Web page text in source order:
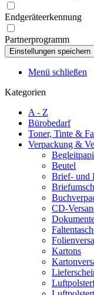
Endgeräteerkennung
Partnerprogramm
Menü schließen
Kategorien
A - Z
Bürobedarf
Toner, Tinte &
Verpackung &
Beutel
Brief- und
CD-
Kartons